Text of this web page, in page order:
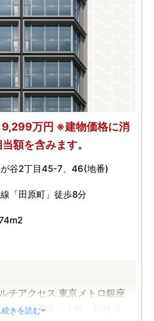
万円 ※建物価格に消
額を含みます。
谷2丁目45-7、46(地番)
「田原町」徒歩8分
チアクセス 東京メトロ銀座
JR山手線「上野」駅徒歩
続きを読む